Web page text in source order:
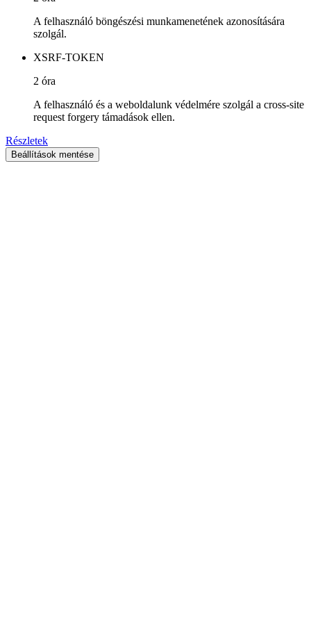
A felhasználó böngészési munkamenetének azonosítására
szolgál.
XSRF-TOKEN
2 óra
A felhasználó és a weboldalunk védelmére szolgál a cross-site
request forgery támadások ellen.
Részletek
Beállítások mentése